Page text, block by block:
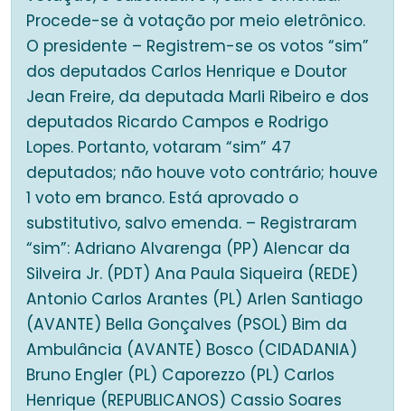
Procede-se à votação por meio eletrônico.
O presidente – Registrem-se os votos “sim”
dos deputados Carlos Henrique e Doutor
Jean Freire, da deputada Marli Ribeiro e dos
deputados Ricardo Campos e Rodrigo
Lopes. Portanto, votaram “sim” 47
deputados; não houve voto contrário; houve
1 voto em branco. Está aprovado o
substitutivo, salvo emenda. – Registraram
“sim”: Adriano Alvarenga (PP) Alencar da
Silveira Jr. (PDT) Ana Paula Siqueira (REDE)
Antonio Carlos Arantes (PL) Arlen Santiago
(AVANTE) Bella Gonçalves (PSOL) Bim da
Ambulância (AVANTE) Bosco (CIDADANIA)
Bruno Engler (PL) Caporezzo (PL) Carlos
Henrique (REPUBLICANOS) Cassio Soares